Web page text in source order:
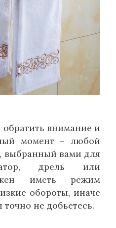
внимание и
момент – любой
выбранный вами для
дрель или
иметь режим
обороты, иначе
не добьетесь.